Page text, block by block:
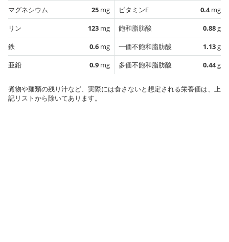
マグネシウム
25 mg
リン
123 mg
鉄
0.6 mg
亜鉛
0.9 mg
ビタミンE
0.4mg
飽和脂肪酸
0.88g
一価不飽和脂肪酸
1.13g
多価不飽和脂肪酸
0.44g
煮物や麺類の残り汁など、実際には食さないと想定される栄養価は、上
記リストから除いてあります。